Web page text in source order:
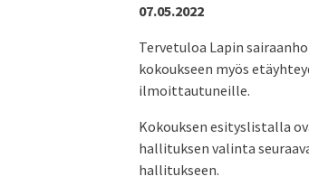
07.05.2022
Tervetuloa Lapin
kokoukseen myös
ilmoittautuneille.
Kokouksen esityslistalla
hallituksen valinta
hallitukseen.